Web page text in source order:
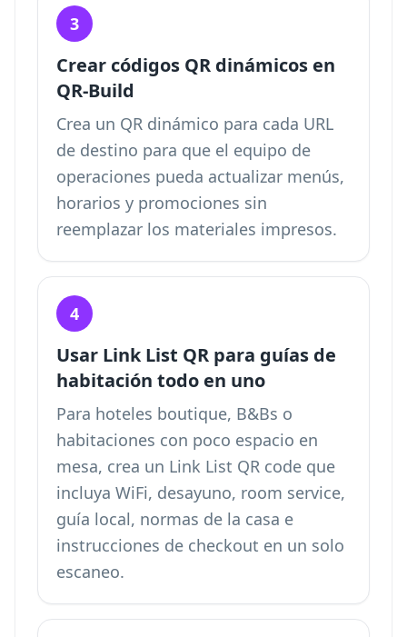
3
Crear códigos QR dinámicos en
QR-Build
Crea un QR dinámico para cada URL
de destino para que el equipo de
operaciones pueda actualizar menús,
horarios y promociones sin
reemplazar los materiales impresos.
4
Usar Link List QR para guías de
habitación todo en uno
Para hoteles boutique, B&Bs o
habitaciones con poco espacio en
mesa, crea un Link List QR code que
incluya WiFi, desayuno, room service,
guía local, normas de la casa e
instrucciones de checkout en un solo
escaneo.